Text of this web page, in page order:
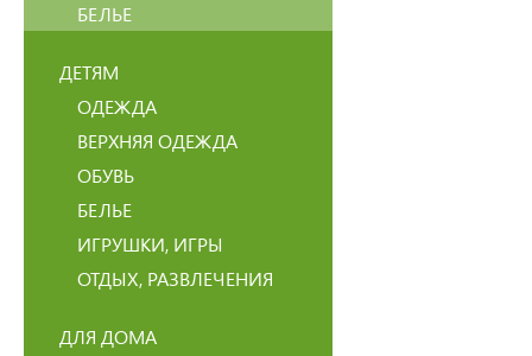
БЕЛЬЕ
ДЕТЯМ
ОДЕЖДА
ВЕРХНЯЯ ОДЕЖДА
ОБУВЬ
БЕЛЬЕ
ИГРУШКИ, ИГРЫ
ОТДЫХ, РАЗВЛЕЧЕНИЯ
ДЛЯ ДОМА